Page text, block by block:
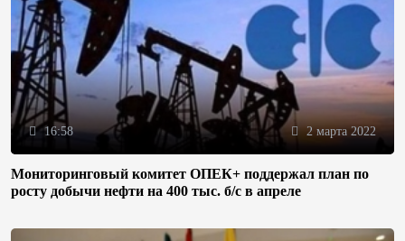
16:58 2 марта 2022
Мониторинговый комитет ОПЕК+ поддержал план по
росту добычи нефти на 400 тыс. б/с в апреле